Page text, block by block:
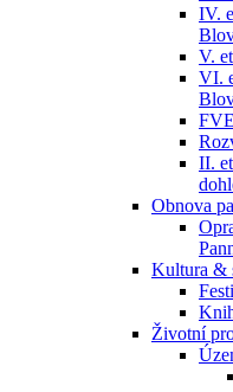
IV.
V.
VI.
II.
Obnova
Kultura &
Životní